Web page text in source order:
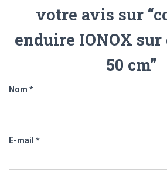
votre avis sur
enduire IONOX
50 cm”
Nom *
E-mail *